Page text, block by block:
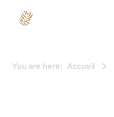
principal
You are here: Accueil